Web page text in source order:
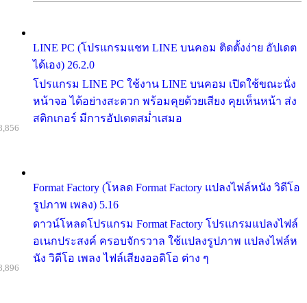
LINE PC (โปรแกรมแชท LINE บนคอม ติดตั้งง่าย อัปเดต
ได้เอง) 26.2.0
โปรแกรม LINE PC ใช้งาน LINE บนคอม เปิดใช้ขณะนั่ง
หน้าจอ ได้อย่างสะดวก พร้อมคุยด้วยเสียง คุยเห็นหน้า ส่ง
สติกเกอร์ มีการอัปเดตสม่ำเสมอ
Format Factory (โหลด Format Factory แปลงไฟล์หนัง วิดีโอ
รูปภาพ เพลง) 5.16
ดาวน์โหลดโปรแกรม Format Factory โปรแกรมแปลงไฟล์
อเนกประสงค์ ครอบจักรวาล ใช้แปลงรูปภาพ แปลงไฟล์ห
นัง วิดีโอ เพลง ไฟล์เสียงออดิโอ ต่าง ๆ